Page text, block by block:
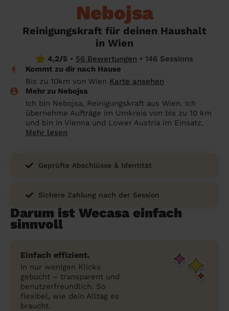
Nebojsa
Reinigungskraft für deinen Haushalt
in Wien
4,2/5 • 56 Bewertungen • 146 Sessions
Kommt zu dir nach Hause
Bis zu 10km von Wien Karte ansehen
Mehr zu Nebojsa
Ich bin Nebojsa, Reinigungskraft aus Wien. Ich
übernehme Aufträge im Umkreis von bis zu 10 km
und bin in Vienna und Lower Austria im Einsatz.
Mehr lesen
Geprüfte Abschlüsse & Identität
Sichere Zahlung nach der Session
Darum ist Wecasa einfach
sinnvoll
Einfach effizient.
In nur wenigen Klicks
gebucht – transparent und
benutzerfreundlich. So
flexibel, wie dein Alltag es
braucht.
Überall in Österreich
Städte
Die Regionen
Unsere Artikel haushaltshilfe
Endreinigung Ferienwohnung: Was du
Kosten Haushaltshilfe 2026 in Österreich:
Was ist ein fairer Preis?
Putzhilfe finden: Die besten Alternativen
zu Helpling & Co.
Was macht eine Haushaltshilfe? Alles
über die Aufgaben einer Haushaltshilfe